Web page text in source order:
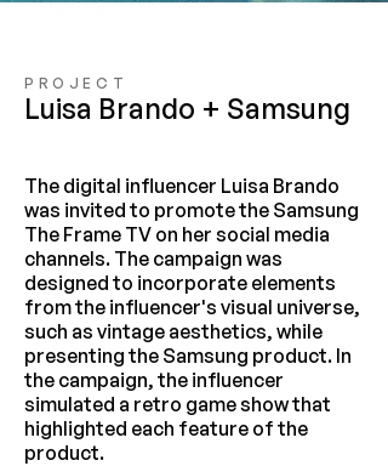
PROJECT
Luisa Brando + Samsung
The digital influencer Luisa Brando
was invited to promote the Samsung
The Frame TV on her social media
channels. The campaign was
designed to incorporate elements
from the influencer's visual universe,
such as vintage aesthetics, while
presenting the Samsung product. In
the campaign, the influencer
simulated a retro game show that
highlighted each feature of the
product.